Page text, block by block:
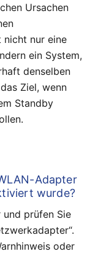
Ursachen
nicht nur eine
ein System,
denselben
Ziel, wenn
Standby
Adapter
wurde?
und prüfen Sie
oder